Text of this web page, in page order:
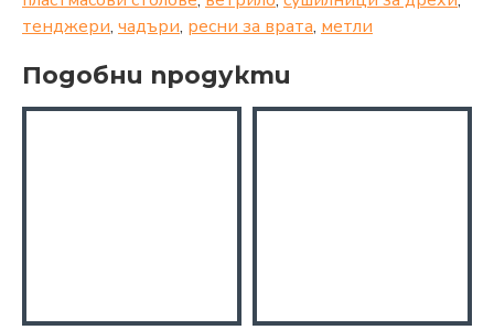
тенджери, чадъри, ресни за врата, метли
Подобни продукти